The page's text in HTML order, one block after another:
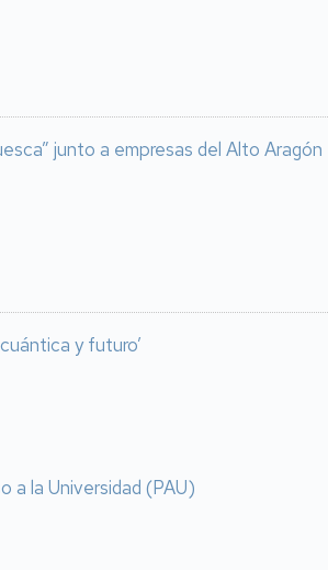
junto a empresas del Alto Aragón
y futuro’
a la Universidad (PAU)